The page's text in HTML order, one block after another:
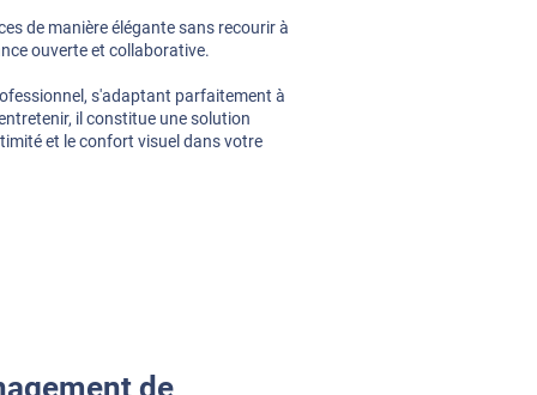
de manière élégante sans recourir à
ouverte et collaborative.
s'adaptant parfaitement à
il constitue une solution
et le confort visuel dans votre
de